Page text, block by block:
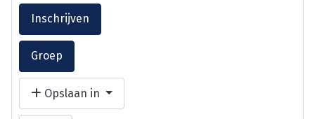
Inschrijven
Groep
Opslaan in